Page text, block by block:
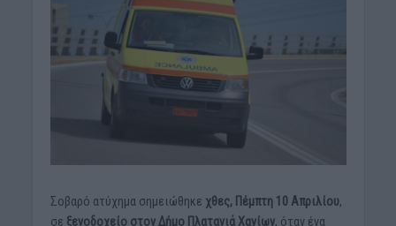
Σοβαρό ατύχημα σημειώθηκε χθες, Πέμπτη 10 Απριλίου,
σε ξενοδοχείο στον Δήμο Πλατανιά Χανίων, όταν ένα